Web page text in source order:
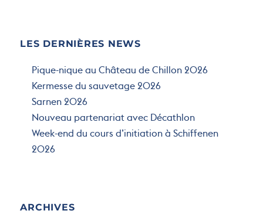
LES DERNIÈRES NEWS
Pique-nique au Château de Chillon 2026
Kermesse du sauvetage 2026
Sarnen 2026
Nouveau partenariat avec Décathlon
Week-end du cours d’initiation à Schiffenen
2026
ARCHIVES